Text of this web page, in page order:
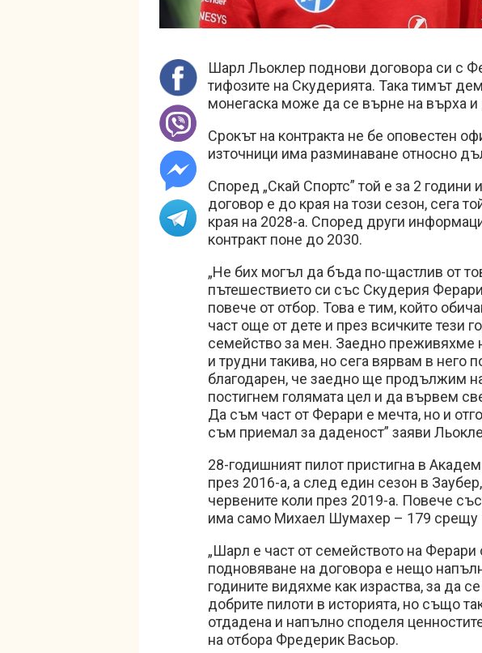
Шарл Льоклер поднови договора си с
тифозите на Скудерията. Така тимът
монегаска може да се върне на върха и
Срокът на контракта не бе оповестен
източници има разминаване относно
Според „Скай Спортс” той е за 2 години
договор е до края на този сезон, сега
края на 2028-а. Според други
контракт поне до 2030.
„Не бих могъл да бъда по-щастлив от
пътешествието си със Скудерия
повече от отбор. Това е тим, който
част още от дете и през всичките тези
семейство за мен. Заедно преживяхме
и трудни такива, но сега вярвам в него
благодарен, че заедно ще продължим
постигнем голямата цел и да вървем
Да съм част от Ферари е мечта, но и
съм приемал за даденост” заяви
28-годишният пилот пристигна в
през 2016-а, а след един сезон в
червените коли през 2019-а. Повече
има само Михаел Шумахер – 179 срещу
„Шарл е част от семейството на Ферари
подновяване на договора е нещо
годините видяхме как израства, за да
добрите пилоти в историята, но също
отдадена и напълно споделя
на отбора Фредерик Васьор.